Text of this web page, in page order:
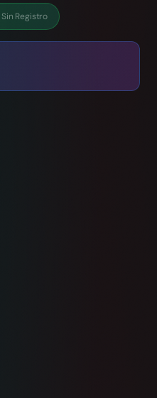
Sin Registro